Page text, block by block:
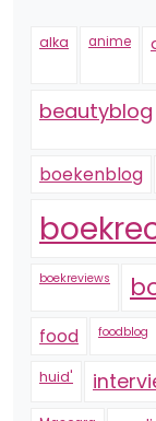
alka anime
beautyblog
boekenblog
boekreviews
food foodblog
huid'